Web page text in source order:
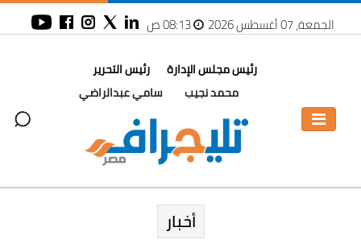
الجمعة، 07 أغسطس 2026 08:13 ص
رئيس مجلس الإدارة
محمد نجيب
رئيس التحرير
سامي عبدالراضي
أخبار